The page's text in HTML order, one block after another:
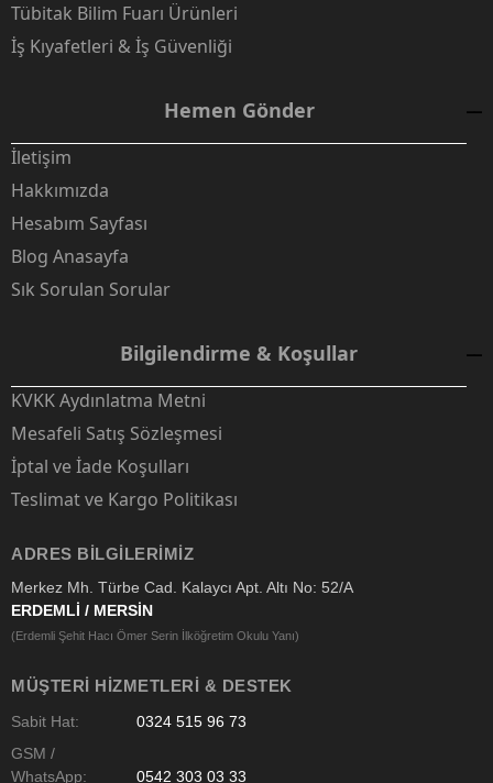
Tübitak Bilim Fuarı Ürünleri
İş Kıyafetleri & İş Güvenliği
Hemen Gönder
İletişim
Hakkımızda
Hesabım Sayfası
Blog Anasayfa
Sık Sorulan Sorular
Bilgilendirme & Koşullar
KVKK Aydınlatma Metni
Mesafeli Satış Sözleşmesi
İptal ve İade Koşulları
Teslimat ve Kargo Politikası
ADRES BILGILERIMIZ
Merkez Mh. Türbe Cad. Kalaycı Apt. Altı No: 52/A
ERDEMLİ / MERSİN
(Erdemli Şehit Hacı Ömer Serin İlköğretim Okulu Yanı)
MÜŞTERI HIZMETLERI & DESTEK
Sabit Hat:
0324 515 96 73
GSM /
WhatsApp:
0542 303 03 33